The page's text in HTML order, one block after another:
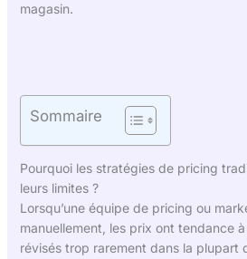
magasin.
Sommaire
Pourquoi les stratégies de pricing
leurs limites ?
Lorsqu’une équipe de pricing ou
manuellement, les prix ont tendance
révisés trop rarement dans la plupart